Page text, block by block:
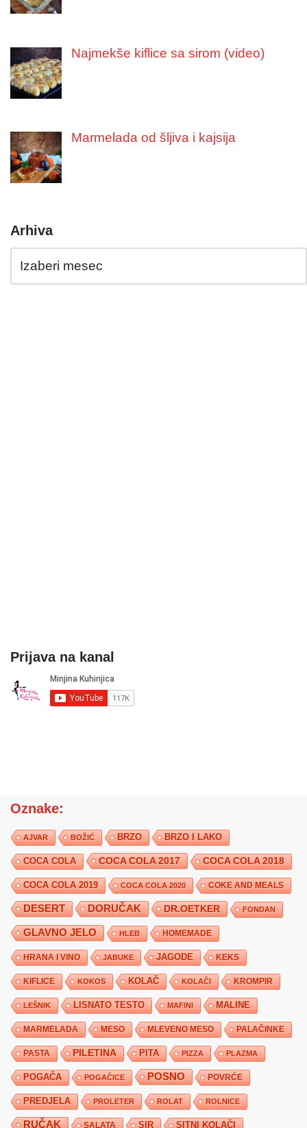
Najmekše kiflice sa sirom (video)
Marmelada od šljiva i kajsija
Arhiva
Prijava na kanal
Oznake:
AJVAR BOŽIĆ BRZO BRZO I LAKO
COCA COLA COCA COLA 2017 COCA COLA 2018
COCA COLA 2019 COCA COLA 2020 COKE AND MEALS
DESERT DORUČAK DR.OETKER FONDAN
GLAVNO JELO HLEB HOMEMADE
HRANA I VINO JABUKE JAGODE KEKS
KIFLICE KOKOS KOLAČ KOLAČI KROMPIR
LEŠNIK LISNATO TESTO MAFINI MALINE
MARMELADA MESO MLEVENO MESO PALAČINKE
PASTA PILETINA PITA PIZZA PLAZMA
POGAČA POGAČICE POSNO POVRĆE
PREDJELA PROLETER ROLAT ROLNICE
RUČAK SALATA SIR SITNI KOLAČI